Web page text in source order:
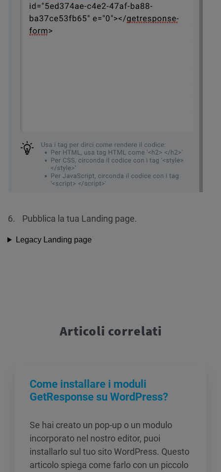
Pubblica la tua Landing page.
Legacy Landing page
Articoli correlati
Come installare i moduli
GetResponse su WordPress?
Se hai creato un pop-up o un modulo
incorporato nel nostro editor, puoi
installarlo sul tuo sito WordPress. Questo
articolo spiega come farlo con un piccolo